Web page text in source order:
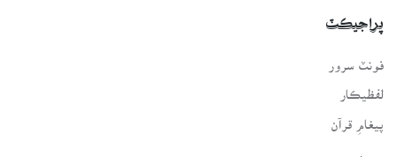
پراجيڪٽ
لفظيڪار
پيغامِ قرآن